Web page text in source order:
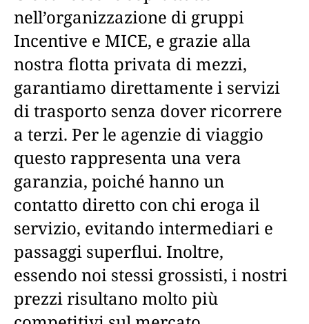
nell’organizzazione di gruppi
Incentive e MICE, e grazie alla
nostra flotta privata di mezzi,
garantiamo direttamente i servizi
di trasporto senza dover ricorrere
a terzi. Per le agenzie di viaggio
questo rappresenta una vera
garanzia, poiché hanno un
contatto diretto con chi eroga il
servizio, evitando intermediari e
passaggi superflui. Inoltre,
essendo noi stessi grossisti, i nostri
prezzi risultano molto più